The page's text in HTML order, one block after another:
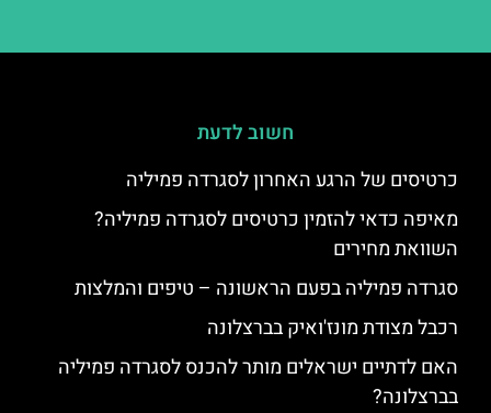
חשוב לדעת
כרטיסים של הרגע האחרון לסגרדה פמיליה
מאיפה כדאי להזמין כרטיסים לסגרדה פמיליה?
השוואת מחירים
סגרדה פמיליה בפעם הראשונה – טיפים והמלצות
רכבל מצודת מונז'ואיק בברצלונה
האם לדתיים ישראלים מותר להכנס לסגרדה פמיליה
בברצלונה?